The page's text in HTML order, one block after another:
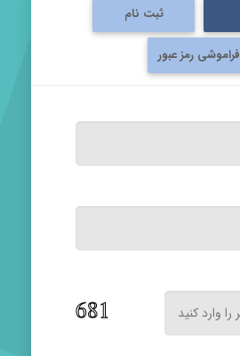
ثبت نام
فراموشی رمز عبور